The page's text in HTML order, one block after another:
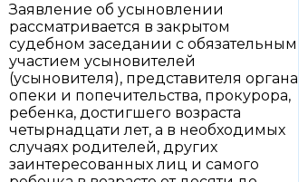
Заявление об усыновлении
рассматривается в закрытом
судебном заседании с обязательным
участием усыновителей
(усыновителя), представителя органа
опеки и попечительства, прокурора,
ребенка, достигшего возраста
четырнадцати лет, а в необходимых
случаях родителей, других
заинтересованных лиц и самого